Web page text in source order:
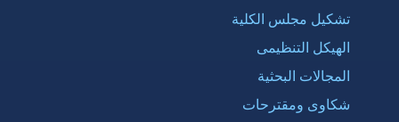
تشكيل مجلس الكلية
الهيكل التنظيمى
المجالات البحثية
شكاوى ومقترحات